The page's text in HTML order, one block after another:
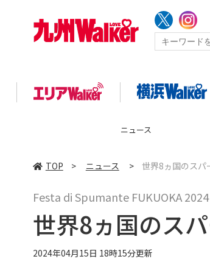
TOP > ニュース > 世界8ヵ国のスパ
Festa di Spumante FUKUOKA 2024
世界8ヵ国のス
2024年04月15日 18時15分更新